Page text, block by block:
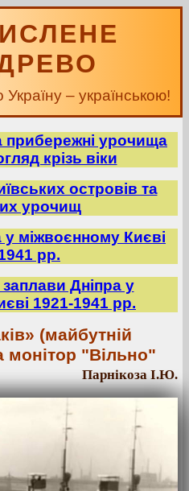
– українською!
прибережні урочища
крізь віки
островів та
урочищ
міжвоєнному Києві
рр.
Дніпра у
1921-1941 рр.
(майбутній
монітор "Вільно"
Парнікоза І.Ю.